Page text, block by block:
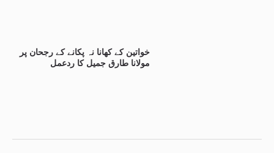
خواتین کے کھانا نہ پکانے کے رجحان پر
مولانا طارق جمیل کا ردعمل